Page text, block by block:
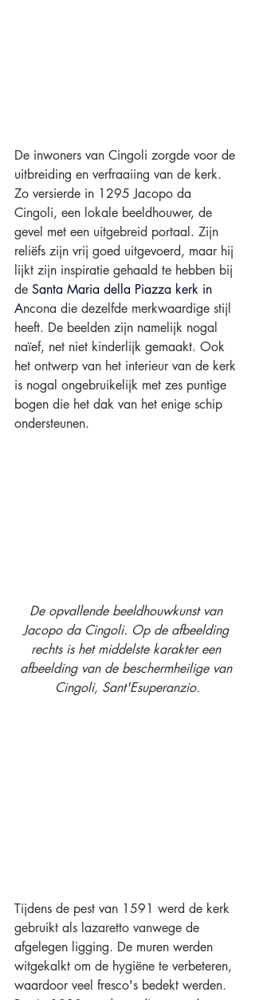
De inwoners van Cingoli zorgde voor de
uitbreiding en verfraaiing van de kerk.
Zo versierde in 1295 Jacopo da
Cingoli, een lokale beeldhouwer, de
gevel met een uitgebreid portaal. Zijn
reliëfs zijn vrij goed uitgevoerd, maar hij
lijkt zijn inspiratie gehaald te hebben bij
de Santa Maria della Piazza kerk in
Ancona die dezelfde merkwaardige stijl
heeft. De beelden zijn namelijk nogal
naïef, net niet kinderlijk gemaakt. Ook
het ontwerp van het interieur van de kerk
is nogal ongebruikelijk met zes puntige
bogen die het dak van het enige schip
ondersteunen.
De opvallende beeldhouwkunst van
Jacopo da Cingoli. Op de afbeelding
rechts is het middelste karakter een
afbeelding van de beschermheilige van
Cingoli, Sant'Esuperanzio.
Tijdens de pest van 1591 werd de kerk
gebruikt als lazaretto vanwege de
afgelegen ligging. De muren werden
witgekalkt om de hygiëne te verbeteren,
waardoor veel fresco's bedekt werden.